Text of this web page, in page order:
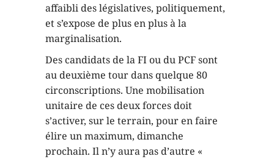
affaibli des législatives, politiquement,
et s’expose de plus en plus à la
marginalisation.
Des candidats de la FI ou du PCF sont
au deuxième tour dans quelque 80
circonscriptions. Une mobilisation
unitaire de ces deux forces doit
s’activer, sur le terrain, pour en faire
élire un maximum, dimanche
prochain. Il n’y aura pas d’autre «